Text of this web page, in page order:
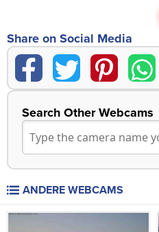
Share on Social Media
Search Other Webcams
ANDERE WEBCAMS